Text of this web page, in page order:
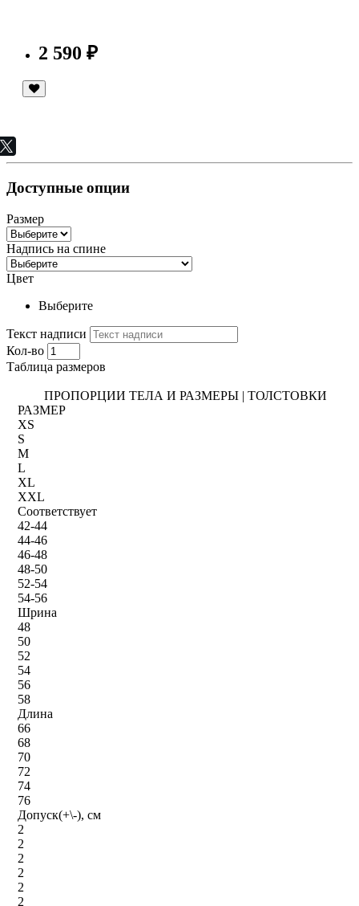
2 590 ₽
Доступные опции
Размер
Надпись на спине
Цвет
Выберите
Текст надписи
Кол-во
Таблица размеров
ПРОПОРЦИИ ТЕЛА И РАЗМЕРЫ | ТОЛСТОВКИ
РАЗМЕР
XS
S
M
L
XL
XXL
Соответствует
42-44
44-46
46-48
48-50
52-54
54-56
Шрина
48
50
52
54
56
58
Длина
66
68
70
72
74
76
Допуск(+\-), см
2
2
2
2
2
2